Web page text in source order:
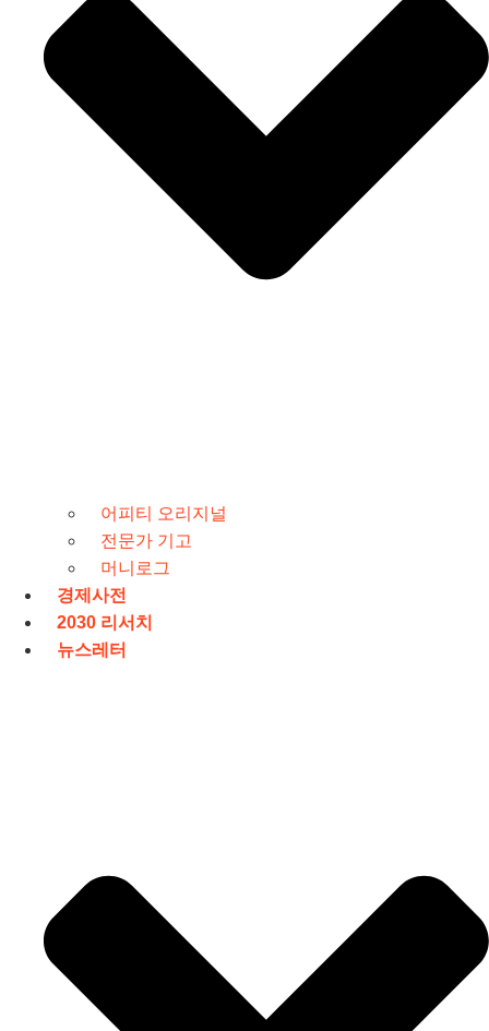
어피티 오리지널
전문가 기고
머니로그
경제사전
2030 리서치
뉴스레터